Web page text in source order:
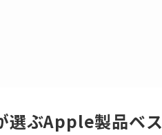
選ぶApple製品ベス